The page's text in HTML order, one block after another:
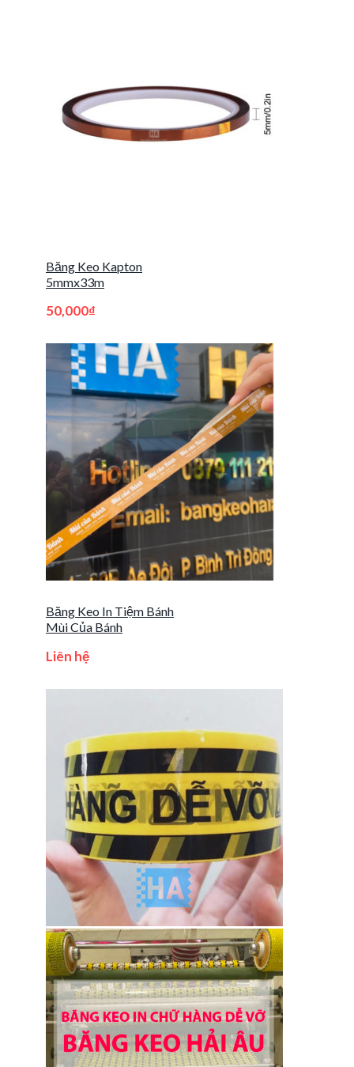
Băng Keo Kapton
5mmx33m
50,000₫
Băng Keo In Tiệm Bánh
Mùi Của Bánh
Liên hệ